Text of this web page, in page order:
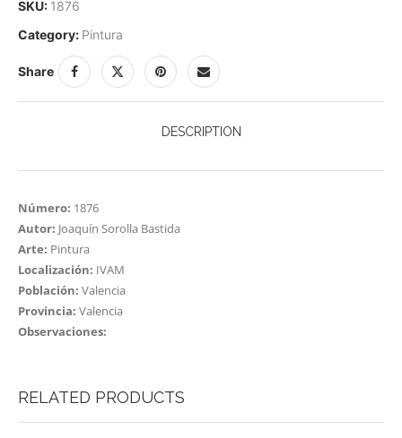
SKU: 1876
Category: Pintura
Share
DESCRIPTION
Número: 1876
Autor: Joaquín Sorolla Bastida
Arte: Pintura
Localización: IVAM
Población: Valencia
Provincia: Valencia
Observaciones:
RELATED PRODUCTS